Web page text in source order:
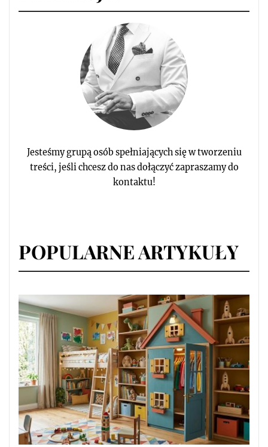
Jesteśmy grupą osób spełniających się w tworzeniu
treści, jeśli chcesz do nas dołączyć zapraszamy do
kontaktu!
POPULARNE ARTYKUŁY